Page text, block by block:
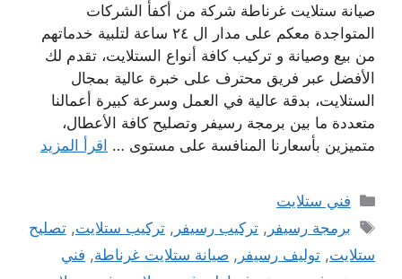
صيانة ستلايت غرناطة شركة من أكفأ الشركات
المتواجدة معكم على مدار ال ٢٤ ساعة لتلبية خدماتهم
من بيع وصيانة و تركيب كافة أنواع الستلايت، تقدم لك
الأفضل عبر فريق محترف على خبرة عالية بمجال
الستلايت، بدقة عالية في العمل وسرعة كبيرة أعمالنا
متعددة ما بين برمجة رسيفر وتصليح كافة الأعطال،
متميزين بأسعارنا المنافسة على مستوى … اقرأ المزيد
التصنيفات
فني ستلايت
الوسوم
برمجة رسيفر ,تركيب رسيفر ,تركيب ستلايت,تصليح
ستلايت, توليف رسيفر , صيانة ستلايت غرناطة, فني